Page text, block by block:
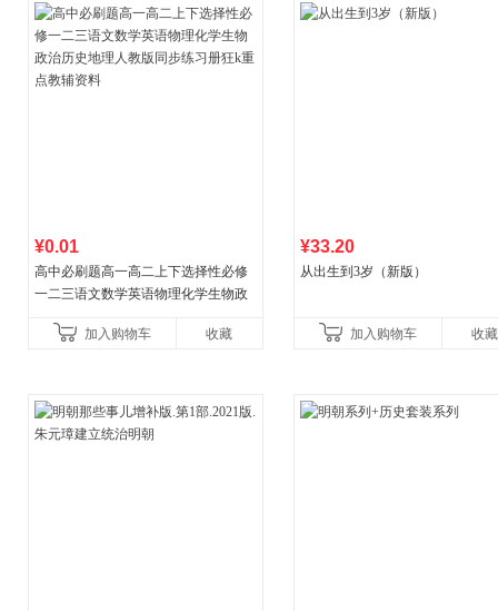
¥0.01
高中必刷题高一高二上下选择性必修
一二三语文数学英语物理化学生物政
教辅资料加入购物车 收藏
¥33.20
从出生到3岁（新版）
加入购物车 收藏